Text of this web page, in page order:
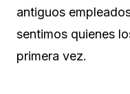
antiguos
sentimos quienes
primera vez.